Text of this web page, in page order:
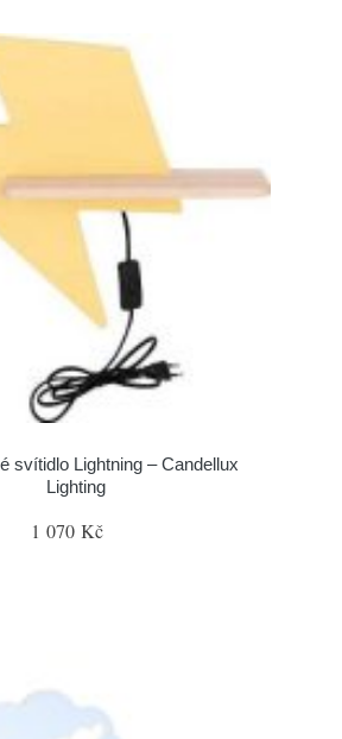
svítidlo Lightning – Candellux
Lighting
1 070 Kč